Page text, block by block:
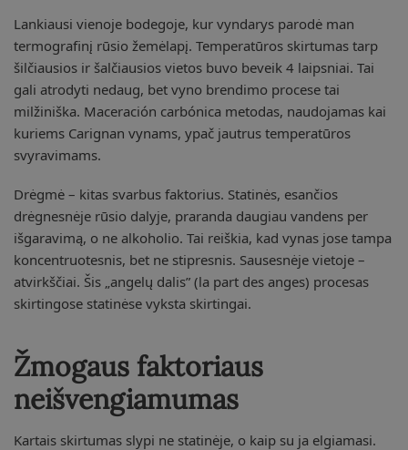
Lankiausi vienoje bodegoje, kur vyndarys parodė man
termografinį rūsio žemėlapį. Temperatūros skirtumas tarp
šilčiausios ir šalčiausios vietos buvo beveik 4 laipsniai. Tai
gali atrodyti nedaug, bet vyno brendimo procese tai
milžiniška. Maceración carbónica metodas, naudojamas kai
kuriems Carignan vynams, ypač jautrus temperatūros
svyravimams.
Drėgmė – kitas svarbus faktorius. Statinės, esančios
drėgnesnėje rūsio dalyje, praranda daugiau vandens per
išgaravimą, o ne alkoholio. Tai reiškia, kad vynas jose tampa
koncentruotesnis, bet ne stipresnis. Sausesnėje vietoje –
atvirkščiai. Šis „angelų dalis” (la part des anges) procesas
skirtingose statinėse vyksta skirtingai.
Žmogaus faktoriaus
neišvengiamumas
Kartais skirtumas slypi ne statinėje, o kaip su ja elgiamasi.